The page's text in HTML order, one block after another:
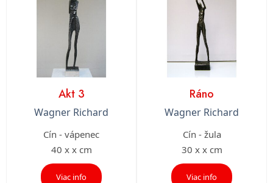
Akt 3
Wagner Richard
Cín - vápenec
40 x x cm
Viac info
Ráno
Wagner Richard
Cín - žula
30 x x cm
Viac info